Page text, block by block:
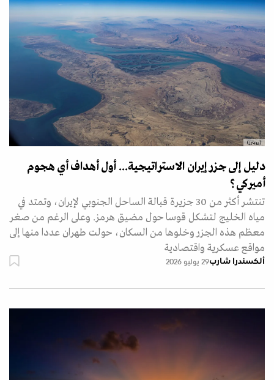
(رويترز)
دليل إلى جزر إيران الاستراتيجية... أول أهداف أي هجوم
أميركي؟
تنتشر أكثر من 30 جزيرة قبالة الساحل الجنوبي لإيران، وتمتد في
مياه الخليج لتشكل قوسا حول مضيق هرمز. وعلى الرغم من صغر
معظم هذه الجزر وخلوها من السكان، حولت طهران عددا منها إلى
مواقع عسكرية واقتصادية
ألكسندرا شارب29 يوليو 2026